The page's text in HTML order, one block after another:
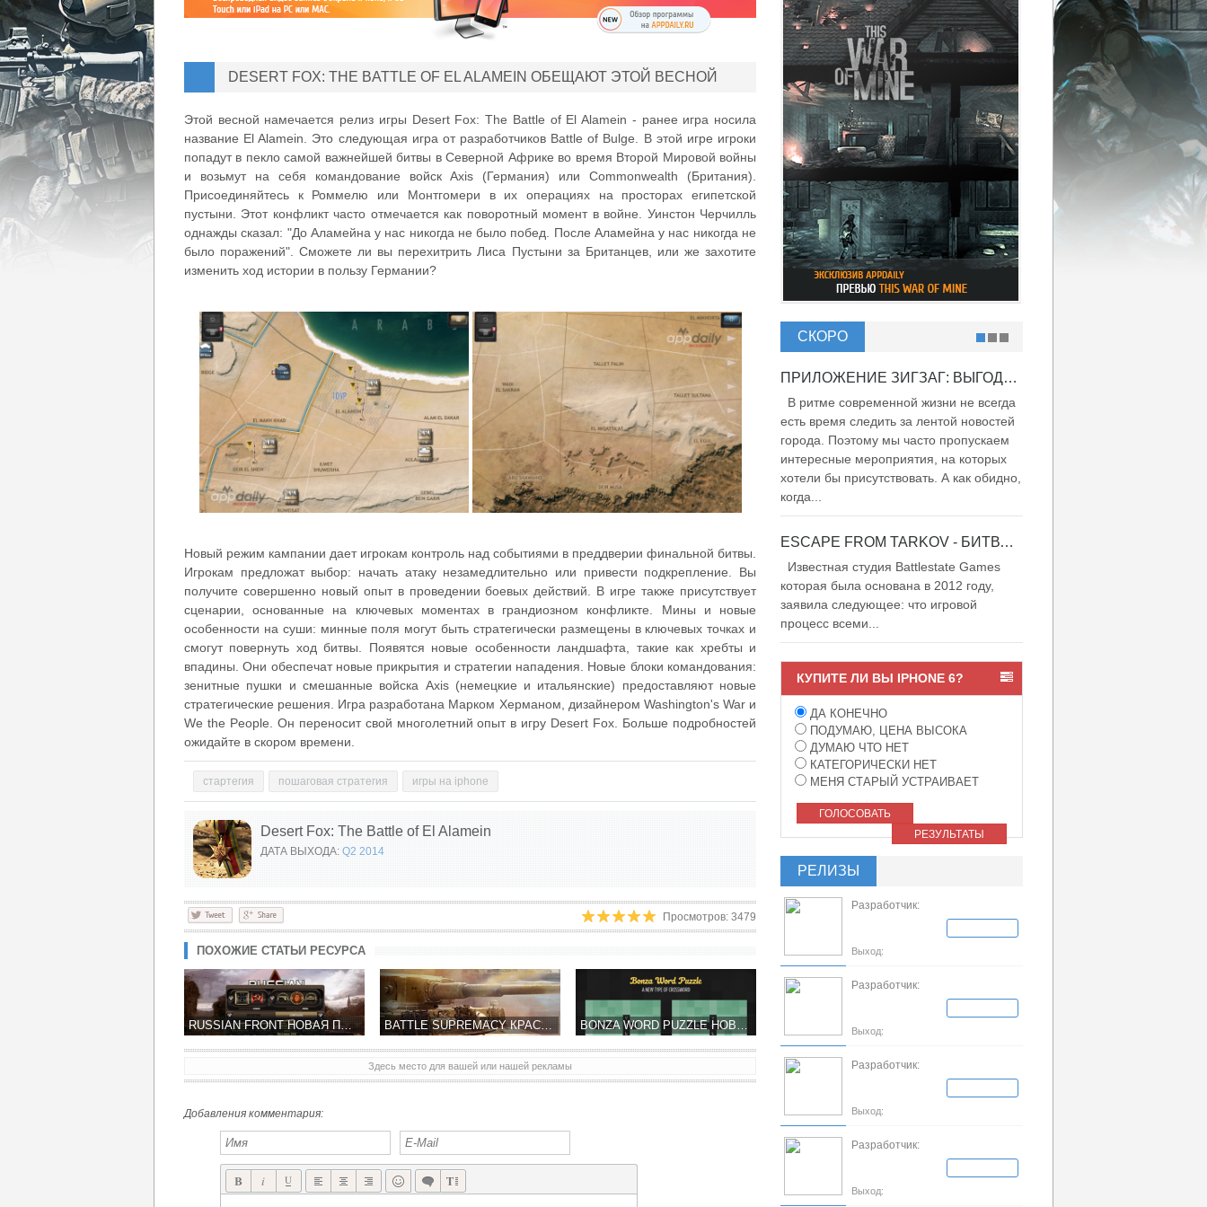
DESERT FOX: THE BATTLE OF EL ALAMEIN ОБЕЩАЮТ ЭТОЙ ВЕСНОЙ
Этой весной намечается релиз игры Desert Fox: The Battle of El Alamein - ранее игра носила
название El Alamein. Это следующая игра от разработчиков Battle of Bulge. В этой игре игроки
попадут в пекло самой важнейшей битвы в Северной Африке во время Второй Мировой войны
и возьмут на себя командование войск Axis (Германия) или Commonwealth (Британия).
Присоединяйтесь к Роммелю или Монтгомери в их операциях на просторах египетской
пустыни. Этот конфликт часто отмечается как поворотный момент в войне. Уинстон Черчилль
однажды сказал: "До Аламейна у нас никогда не было побед. После Аламейна у нас никогда не
было поражений". Сможете ли вы перехитрить Лиса Пустыни за Британцев, или же захотите
изменить ход истории в пользу Германии?
Новый режим кампании дает игрокам контроль над событиями в преддверии финальной битвы.
Игрокам предложат выбор: начать атаку незамедлительно или привести подкрепление. Вы
получите совершенно новый опыт в проведении боевых действий. В игре также присутствует
сценарии, основанные на ключевых моментах в грандиозном конфликте. Мины и новые
особенности на суши: минные поля могут быть стратегически размещены в ключевых точках и
смогут повернуть ход битвы. Появятся новые особенности ландшафта, такие как хребты и
впадины. Они обеспечат новые прикрытия и стратегии нападения. Новые блоки командования:
зенитные пушки и смешанные войска Axis (немецкие и итальянские) предоставляют новые
стратегические решения. Игра разработана Марком Херманом, дизайнером Washington's War и
We the People. Он переносит свой многолетний опыт в игру Desert Fox. Больше подробностей
ожидайте в скором времени.
стартегия пошаговая стратегия игры на iphone
Desert Fox: The Battle of El Alamein
ДАТА ВЫХОДА: Q2 2014
Просмотров: 3479
ПОХОЖИЕ СТАТЬИ РЕСУРСА
RUSSIAN FRONT НОВАЯ ПОШАГОВАЯ СТРАТЕГИЯ ОТ СОЗДАТЕЛЕЙ CIVIL WAR: 1863 И CIVIL WAR II: 1862 BATTLE SUPREMACY КРАСОЧНЫЕ И НЕ ТОЛЬКО ТАНКОВЫЕ БОИ! BONZA WORD PUZZLE НОВОЕ ВИДЕНИЕ КРОССВОРДА, УЖЕ В МАРТЕ
Здесь место для вашей или нашей рекламы
Добавления комментария:
СКОРО
ПРИЛОЖЕНИЕ ЗИГЗАГ: ВЫГОДНО ВДВОЙНЕ!
В ритме современной жизни не всегда
есть время следить за лентой новостей
города. Поэтому мы часто пропускаем
интересные мероприятия, на которых
хотели бы присутствовать. А как обидно,
когда...
ESCAPE FROM TARKOV - БИТВА ЗА ТАРКОВ
Известная студия Battlestate Games
которая была основана в 2012 году,
заявила следующее: что игровой
процесс всеми...
КУПИТЕ ЛИ ВЫ IPHONE 6?
ДА КОНЕЧНО
ПОДУМАЮ, ЦЕНА ВЫСОКА
ДУМАЮ ЧТО НЕТ
КАТЕГОРИЧЕСКИ НЕТ
МЕНЯ СТАРЫЙ УСТРАИВАЕТ
ГОЛОСОВАТЬ
РЕЗУЛЬТАТЫ
РЕЛИЗЫ
Разработчик:
Выход:
Разработчик:
Выход:
Разработчик:
Выход:
Разработчик:
Выход: